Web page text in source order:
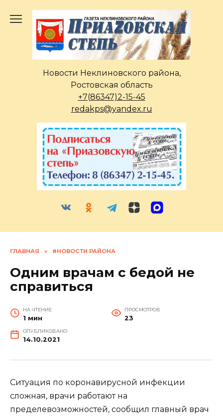
содержанию
Новости Неклиновского района,
Ростовская область
+7(86347)2-15-45
redakps@yandex.ru
ГЛАВНАЯ » #НОВОСТИ РАЙОНА
Одним врачам с бедой не
справиться
НА ЧТЕНИЕ
1 мин
ПРОСМОТРОВ
23
ОПУБЛИКОВАНО
14.10.2021
Ситуация по коронавирусной инфекции
сложная, врачи работают на
пределевозможностей, сообщил главный врач